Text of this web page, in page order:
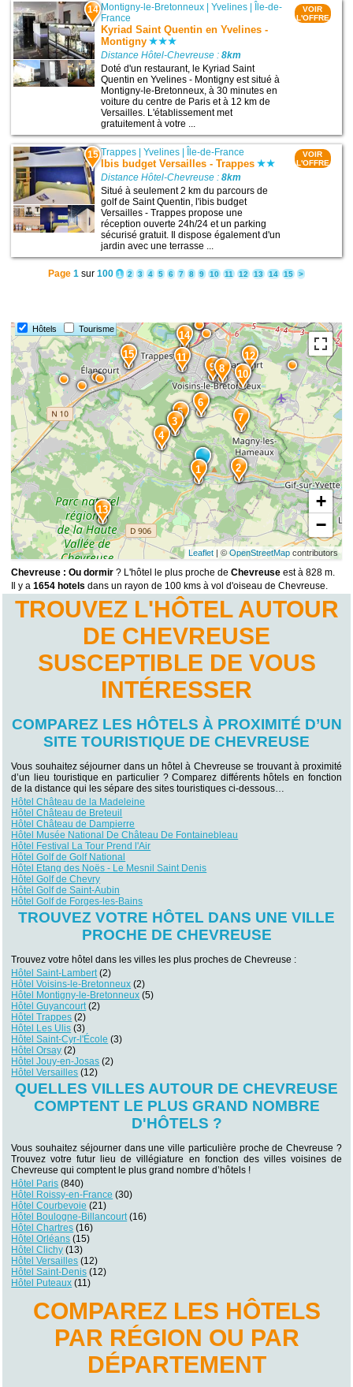
14 Montigny-le-Bretonneux |Yvelines
Île-de-
France
Kyriad Saint Quentin en Yvelines -
Montigny
Distance Hôtel-Chevreuse :8km
Doté d'un restaurant, le Kyriad Saint
Quentin en Yvelines - Montigny est situé à
Montigny-le-Bretonneux, à 30 minutes en
voiture du centre de Paris et à 12 km de
Versailles. L'établissement met
gratuitement à votre ...
VOIR
L'OFFRE
15 Trappes |Yvelines Île-de-France
Ibis budget Versailles - Trappes
Distance Hôtel-Chevreuse :8km
Situé à seulement 2 km du parcours de
golf de Saint Quentin, l'ibis budget
Versailles - Trappes propose une
réception ouverte 24h/24 et un parking
sécurisé gratuit. Il dispose également d'un
jardin avec une terrasse ...
VOIR
L'OFFRE
Page 1 sur 100 1 2 3 4 5 6 7 8 9 10 11 12 13 14 15 >
Hôtels Tourisme
15
14
13
12
11
10
9 8
7
6
5
4
3
2
1
+
−
Leaflet| ©OpenStreetMapcontributors
Chevreuse : Ou dormir ? L'hôtel le plus proche deChevreuse est à 828 m.
Il y a1654 hotels dans un rayon de 100 kms à vol d'oiseau de Chevreuse.
TROUVEZ L'HÔTEL AUTOUR
DE CHEVREUSE
SUSCEPTIBLE DE VOUS
INTÉRESSER
COMPAREZ LES HÔTELS À PROXIMITÉ D’UN
SITE TOURISTIQUE DE CHEVREUSE
Vous souhaitez séjourner dans un hôtel à Chevreuse se trouvant à proximité
d’un lieu touristique en particulier ? Comparez différents hôtels en fonction
de la distance qui les sépare des sites touristiques ci-dessous…
Hôtel Château de la Madeleine
Hôtel Château de Breteuil
Hôtel Château de Dampierre
Hôtel Musée National De Château De Fontainebleau
Hôtel Festival La Tour Prend l'Air
Hôtel Golf de Golf National
Hôtel Etang des Noës - Le Mesnil Saint Denis
Hôtel Golf de Chevry
Hôtel Golf de Saint-Aubin
Hôtel Golf de Forges-les-Bains
TROUVEZ VOTRE HÔTEL DANS UNE VILLE
PROCHE DE CHEVREUSE
Trouvez votre hôtel dans les villes les plus proches de Chevreuse :
Hôtel Saint-Lambert(2)
Hôtel Voisins-le-Bretonneux (2)
Hôtel Montigny-le-Bretonneux (5)
Hôtel Guyancourt(2)
Hôtel Trappes (2)
Hôtel Les Ulis (3)
Hôtel Saint-Cyr-l'École (3)
Hôtel Orsay (2)
Hôtel Jouy-en-Josas (2)
Hôtel Versailles (12)
QUELLES VILLES AUTOUR DE CHEVREUSE
COMPTENT LE PLUS GRAND NOMBRE
D'HÔTELS ?
Vous souhaitez séjourner dans une ville particulière proche de Chevreuse ?
Trouvez votre futur lieu de villégiature en fonction des villes voisines de
Chevreuse qui comptent le plus grand nombre d’hôtels !
Hôtel Paris (840)
Hôtel Roissy-en-France (30)
Hôtel Courbevoie (21)
Hôtel Boulogne-Billancourt(16)
Hôtel Chartres (16)
Hôtel Orléans (15)
Hôtel Clichy (13)
Hôtel Versailles (12)
Hôtel Saint-Denis (12)
Hôtel Puteaux (11)
COMPAREZ LES HÔTELS
PAR RÉGION OU PAR
DÉPARTEMENT